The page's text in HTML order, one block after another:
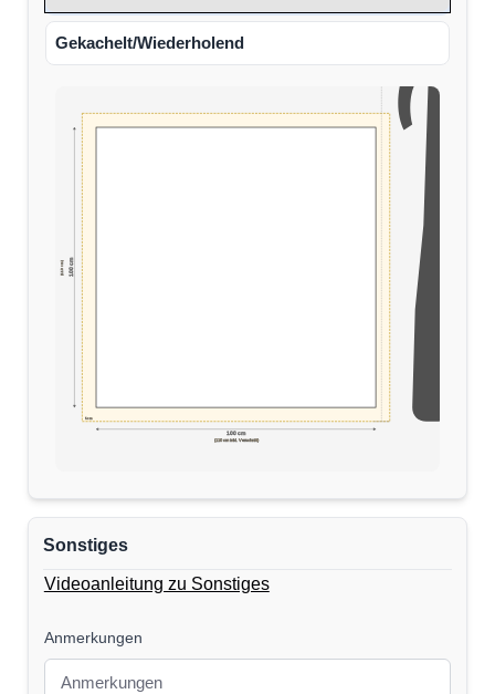
Gekachelt/Wiederholend
100 cm
(110 cm inkl. Verschnitt)
100 cm
(110 cm)
5cm
Sonstiges
Videoanleitung zu Sonstiges
Anmerkungen